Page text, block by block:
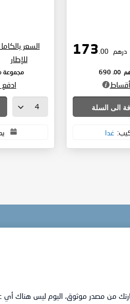
درهم .00
690
.00
الى السلة
غدا
السعر
للإطار
مجموعة
ادفع
من مصدر موثوق، اليوم ليس هناك أي